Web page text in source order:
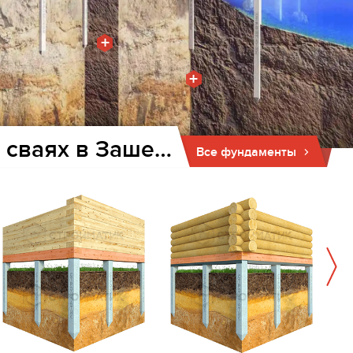
+
+
Все фундаменты
Фундамент для дома и бани на забивных ж/б сваях в Зашейке